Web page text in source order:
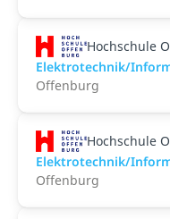
Hochschule
Elektrotechnik/
Offenburg
Hochschule
Elektrotechnik/
Offenburg